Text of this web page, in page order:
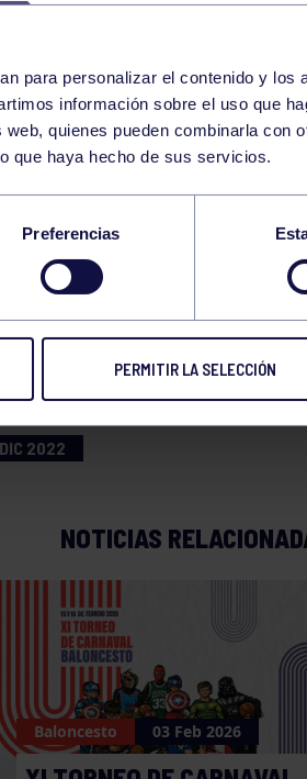
para personalizar el contenido y los
información sobre el uso que
quienes pueden combinarla con
que haya hecho de sus servicios.
Preferencias
PERMITIR LA SELECCIÓN
EL
POR LA
RUIZ DE
2022
NOTICIAS
Baloncesto 03 Feb 2026